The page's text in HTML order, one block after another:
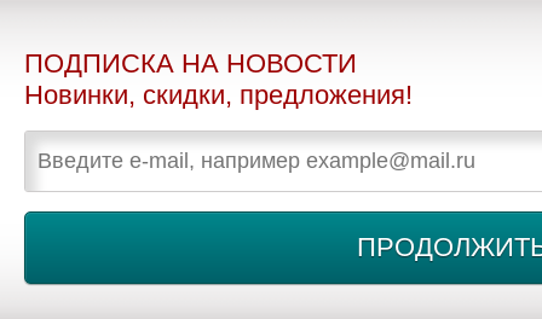
ПОДПИСКА НА НОВОСТИ
Новинки, скидки, предложения!